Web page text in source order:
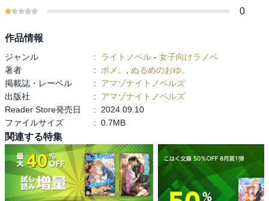
0
作品情報
ジャンル : ライトノベル - 女子向けラノベ
著者
: ポメ。
ぬるめのおゆ。
掲載誌・レーベル
:
アマゾナイトノベルズ
出版社
:
アマゾナイトノベルズ
Reader Store発売日
:
2024.09.10
ファイルサイズ
: 0.7MB
関連する特集